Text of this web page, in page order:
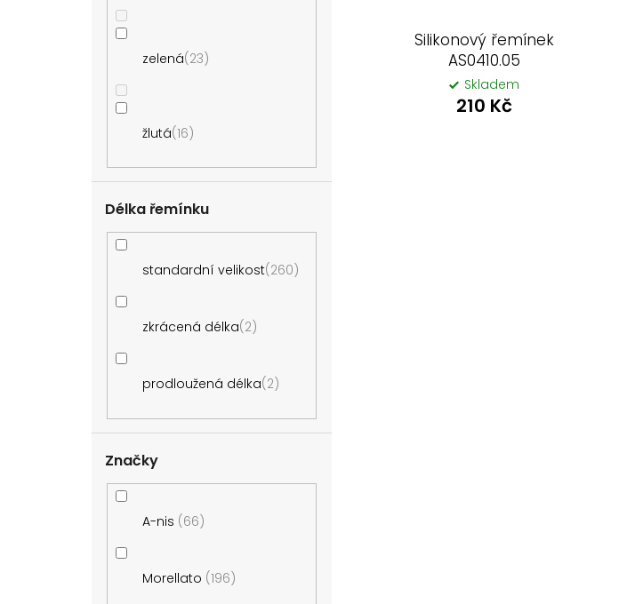
Značky
A-nis 66
Morellato 196
zelená 23
žlutá 16
Délka řemínku
standardní velikost 260
zkrácená délka 2
prodloužená délka 2
Silikonový řemínek
AS0410.05
Skladem
210 Kč